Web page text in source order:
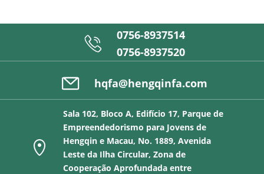

0756-8937514
0756-8937520
 hqfa@hengqinfa.com

Sala 102, Bloco A, Edifício 17, Parque de
Empreendedorismo para Jovens de
Hengqin e Macau, No. 1889, Avenida
Leste da Ilha Circular, Zona de
Cooperação Aprofundada entre